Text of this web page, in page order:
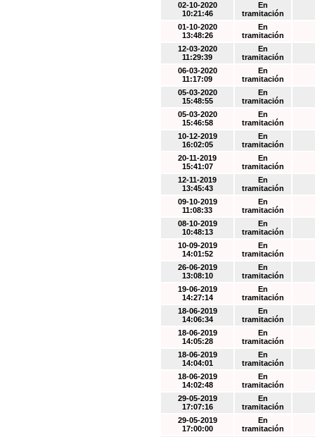
02-10-2020
10:21:46
En
tramitación
01-10-2020
13:48:26
En
tramitación
12-03-2020
11:29:39
En
tramitación
06-03-2020
11:17:09
En
tramitación
05-03-2020
15:48:55
En
tramitación
05-03-2020
15:46:58
En
tramitación
10-12-2019
16:02:05
En
tramitación
20-11-2019
15:41:07
En
tramitación
12-11-2019
13:45:43
En
tramitación
09-10-2019
11:08:33
En
tramitación
08-10-2019
10:48:13
En
tramitación
10-09-2019
14:01:52
En
tramitación
26-06-2019
13:08:10
En
tramitación
19-06-2019
14:27:14
En
tramitación
18-06-2019
14:06:34
En
tramitación
18-06-2019
14:05:28
En
tramitación
18-06-2019
14:04:01
En
tramitación
18-06-2019
14:02:48
En
tramitación
29-05-2019
17:07:16
En
tramitación
29-05-2019
17:00:00
En
tramitación